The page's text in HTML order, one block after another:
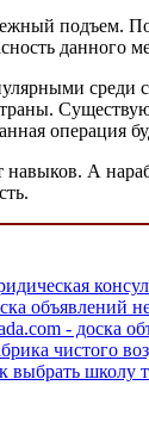
подъем.
данного
среди
операция
А
объявлений
- доска
чистого
выбрать школу